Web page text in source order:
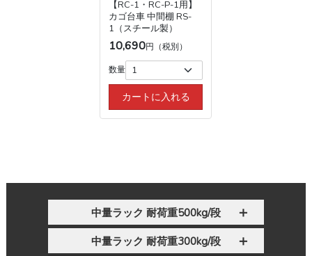
【RC-1・RC-P-1用】
カゴ台車 中間棚 RS-
1（スチール製）
10,690円（税別）
数量
カートに入れる
中量ラック 耐荷重500kg/段
中量ラック 耐荷重300kg/段